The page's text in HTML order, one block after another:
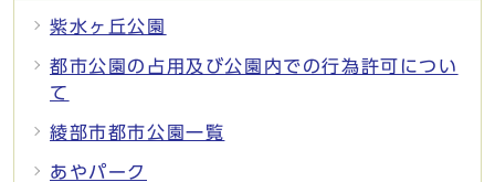
紫水ヶ丘公園
都市公園の占用及び公園内での行為許可につい
て
綾部市都市公園一覧
あやパーク